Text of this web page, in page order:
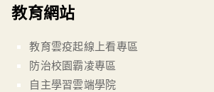
教育網站
教育雲疫起線上看專區
防治校園霸凌專區
自主學習雲端學院